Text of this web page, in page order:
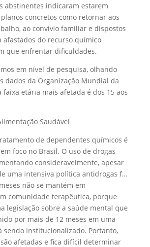
abstinentes indicaram estarem
concretos como retornar aos
ao convívio familiar e dispostos
afastados do recurso químico
que enfrentar dificuldades.
em nível de pesquisa, olhando
dados da Organização Mundial da
faixa etária mais afetada é dos 15 aos
Saudável
de dependentes químicos é
foco no Brasil. O uso de drogas
consideravelmente, apesar
uma intensiva política antidrogas f…
não se mantém em
comunidade terapêutica, porque
legislação sobre a saúde mental que
por mais de 12 meses em uma
sendo institucionalizado. Portanto,
afetadas e fica difícil determinar